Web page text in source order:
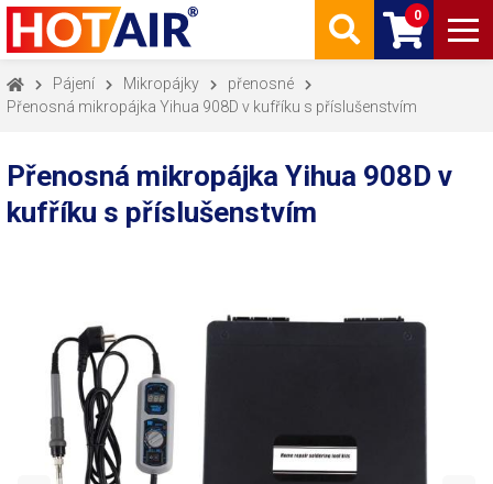
0
Pájení Mikropájky
přenosné
Přenosná mikropájka Yihua 908D v kufříku s příslušenstvím
Přenosná mikropájka Yihua 908D v
kufříku s příslušenstvím